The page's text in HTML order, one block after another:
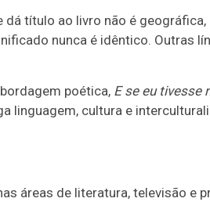
dá título ao livro não é
nunca é idêntico. Outras
poética, E se eu tivesse
linguagem, cultura e
áreas de literatura, televisão e